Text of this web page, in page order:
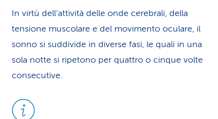
In virtù dell’attività delle onde cerebrali, della
tensione muscolare e del movimento oculare, il
sonno si suddivide in diverse fasi, le quali in una
sola notte si ripetono per quattro o cinque volte
consecutive.